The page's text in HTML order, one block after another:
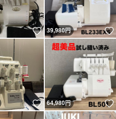
いいね！
39,980円
いいね！
64,980円